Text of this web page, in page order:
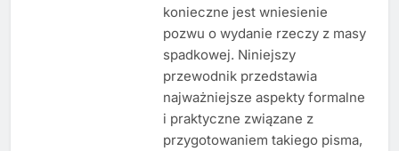
konieczne jest wniesienie
pozwu o wydanie rzeczy z masy
spadkowej. Niniejszy
przewodnik przedstawia
najważniejsze aspekty formalne
i praktyczne związane z
przygotowaniem takiego pisma,